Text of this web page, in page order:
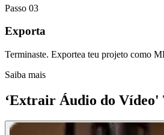
Passo 03
Exporta
Terminaste. Exportea teu projeto como
Saiba mais
‘Extrair Áudio do Vídeo'